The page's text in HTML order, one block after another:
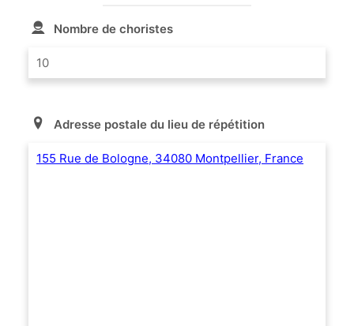
Nombre de choristes
10
Adresse postale du lieu de répétition
155 Rue de Bologne, 34080 Montpellier, France